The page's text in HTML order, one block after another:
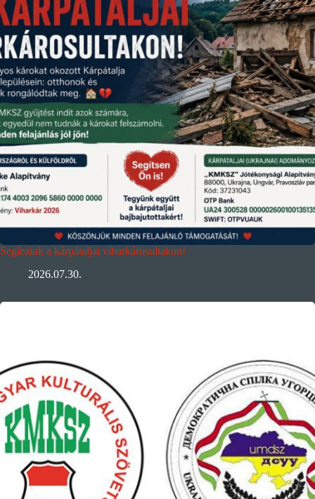
Segítsünk a kárpátaljai viharkárosultakon!
2026.07.30.